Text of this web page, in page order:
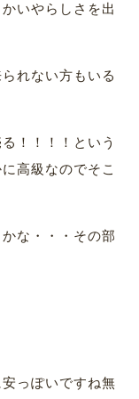
いやらしさを出
れない方もいる
！！！！という
高級なのでそこ
な・・・その部
っぽいですね無